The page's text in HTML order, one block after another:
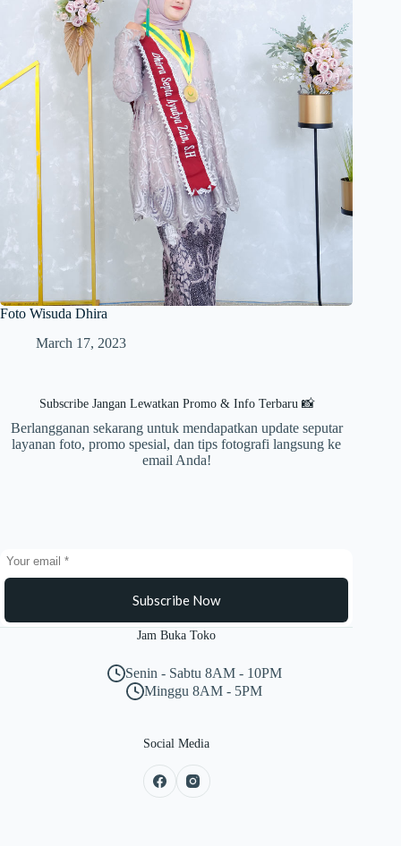
Foto Wisuda Dhira
March 17, 2023
Subscribe Jangan Lewatkan Promo & Info Terbaru 📸
Berlangganan sekarang untuk mendapatkan update seputar
layanan foto, promo spesial, dan tips fotografi langsung ke
email Anda!
Subscribe Now
Jam Buka Toko
Senin - Sabtu 8AM - 10PM
Minggu 8AM - 5PM
Social Media